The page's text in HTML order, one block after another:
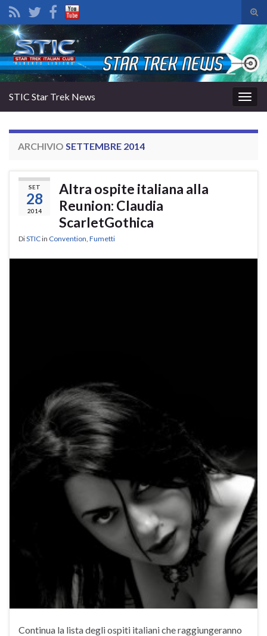
il
di
Search for:
la
STIC Star Trek News
ARCHIVIO SETTEMBRE 2014
SET
28
2014
Altra ospite italiana alla
Reunion: Claudia
ScarletGothica
DiSTICin Convention Fumetti
Continua la lista degli ospiti italiani che raggiungeranno